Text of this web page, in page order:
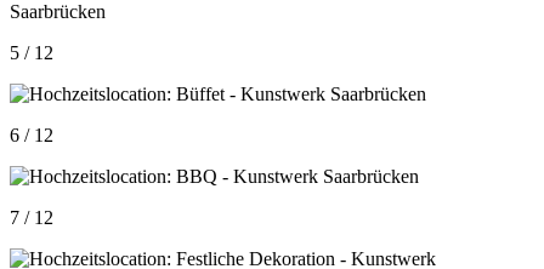
5 / 12
6 / 12
7 / 12